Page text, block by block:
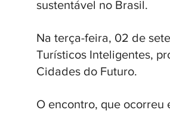
sustentável no Brasil.
Na terça-feira, 02 de
Turísticos Inteligentes,
Cidades do Futuro.
O encontro, que ocorreu